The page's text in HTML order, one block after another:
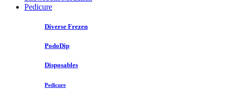
Pedicure
Diverse Frezen
PodoDip
Disposables
Pedicure